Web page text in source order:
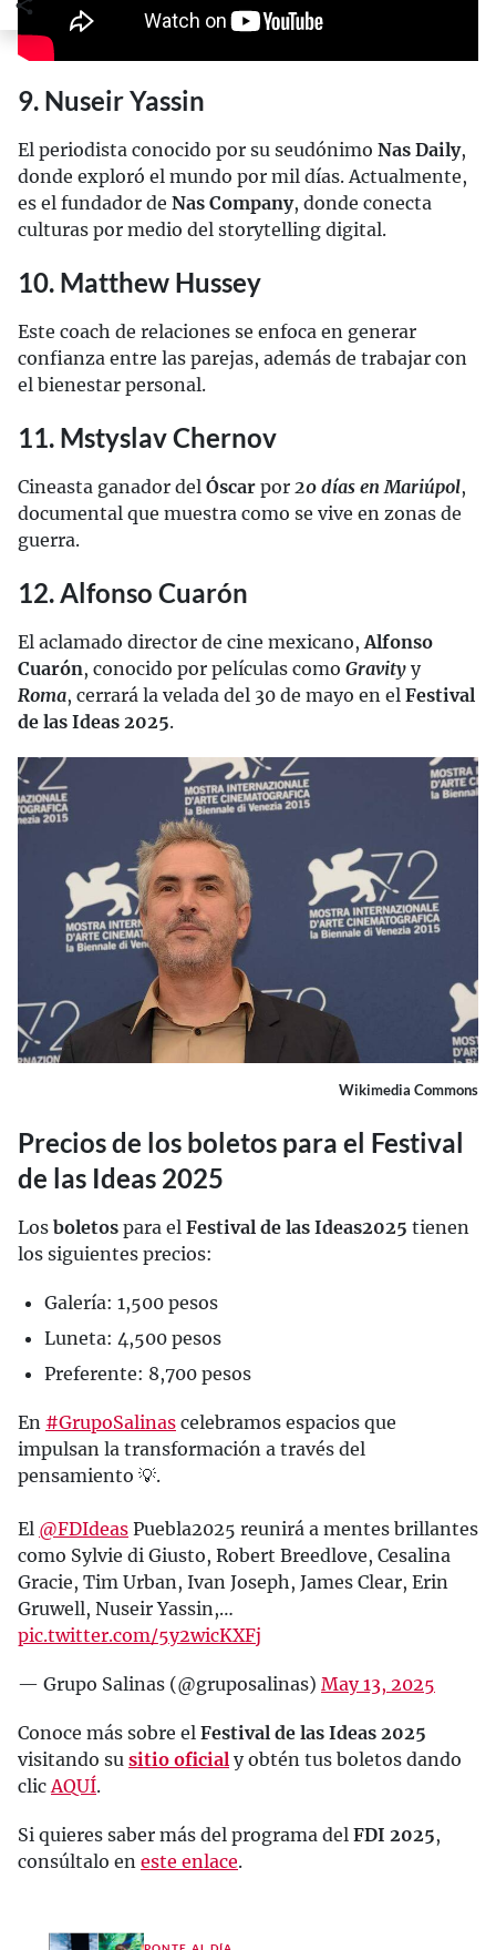
9. Nuseir Yassin
El periodista conocido por su seudónimo Nas Daily,
donde exploró el mundo por mil días. Actualmente,
es el fundador de Nas Company, donde conecta
culturas por medio del storytelling digital.
10. Matthew Hussey
Este coach de relaciones se enfoca en generar
confianza entre las parejas, además de trabajar con
el bienestar personal.
11. Mstyslav Chernov
Cineasta ganador del Óscar por 20 días en Mariúpol,
documental que muestra como se vive en zonas de
guerra.
12. Alfonso Cuarón
El aclamado director de cine mexicano,Alfonso
Cuarón, conocido por películas como Gravity y
Roma, cerrará la velada del 30 de mayo en el Festival
de las Ideas 2025.
Wikimedia Commons
Precios de los boletos para el Festival
de las Ideas 2025
Los boletos para el Festival de las Ideas2025 tienen
los siguientes precios:
Galería: 1,500 pesos
Luneta: 4,500 pesos
Preferente: 8,700 pesos
En #GrupoSalinas celebramos espacios que
impulsan la transformación a través del
pensamiento 💡.
El @FDIdeas Puebla2025 reunirá a mentes brillantes
como Sylvie di Giusto, Robert Breedlove, Cesalina
Gracie, Tim Urban, Ivan Joseph, James Clear, Erin
Gruwell, Nuseir Yassin,…
pic.twitter.com/5y2wicKXFj
— Grupo Salinas (@gruposalinas) May 13, 2025
Conoce más sobre el Festival de las Ideas 2025
visitando su sitio oficial y obtén tus boletos dando
clicAQUÍ.
Si quieres saber más del programa del FDI 2025,
consúltalo en este enlace.